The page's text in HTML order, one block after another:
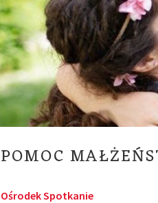
POMOC
Ośrodek Spotkanie